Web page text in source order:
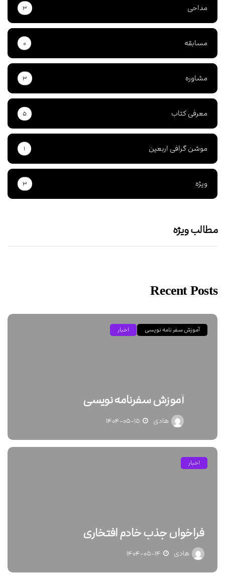
مداحی ۳
مسابقه ۰
مشاوره ۳
معرفی کتاب ۵
موشن گرافی اربعین ۱
ویژه ۳
مطالب ویژه
Recent Posts
آموزش سفر نامه نویسی اخبار
آموزش سفرنامه نویسی
هادی ۱۴۰۴-۰۵-۱۵
اخبار
فراخوان جذب خادم افتخاری
هادی ۱۴۰۴-۰۵-۱۴